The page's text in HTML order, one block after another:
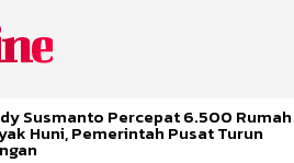
Susmanto Percepat 6.500 Rumah
Huni, Pemerintah Pusat Turun